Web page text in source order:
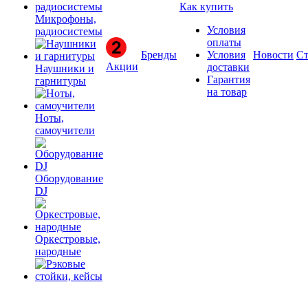
Микрофоны,
радиосистемы
Наушники и
гарнитуры
Ноты,
самоучители
Оборудование
DJ
Оркестровые,
народные
Акции
Бренды
Как купить
Условия
оплаты
Условия
доставки
Гарантия
на товар
Новости